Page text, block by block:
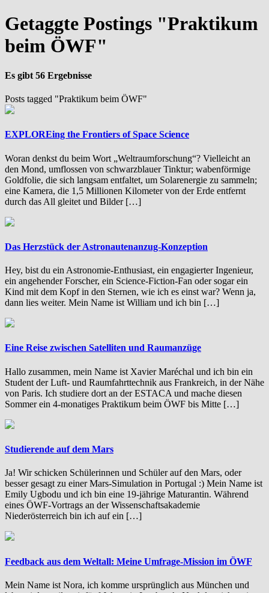
Getaggte Postings "Praktikum
beim ÖWF"
Es gibt 56 Ergebnisse
Posts tagged "Praktikum beim ÖWF"
EXPLOREing the Frontiers of Space Science
Woran denkst du beim Wort „Weltraumforschung“? Vielleicht an
den Mond, umflossen von schwarzblauer Tinktur; wabenförmige
Goldfolie, die sich langsam entfaltet, um Solarenergie zu sammeln;
eine Kamera, die 1,5 Millionen Kilometer von der Erde entfernt
durch das All gleitet und Bilder […]
Das Herzstück der Astronautenanzug-Konzeption
Hey, bist du ein Astronomie-Enthusiast, ein engagierter Ingenieur,
ein angehender Forscher, ein Science-Fiction-Fan oder sogar ein
Kind mit dem Kopf in den Sternen, wie ich es einst war? Wenn ja,
dann lies weiter. Mein Name ist William und ich bin […]
Eine Reise zwischen Satelliten und Raumanzüge
Hallo zusammen, mein Name ist Xavier Maréchal und ich bin ein
Student der Luft- und Raumfahrttechnik aus Frankreich, in der Nähe
von Paris. Ich studiere dort an der ESTACA und mache diesen
Sommer ein 4-monatiges Praktikum beim ÖWF bis Mitte […]
Studierende auf dem Mars
Ja! Wir schicken Schülerinnen und Schüler auf den Mars, oder
besser gesagt zu einer Mars-Simulation in Portugal :) Mein Name ist
Emily Ugbodu und ich bin eine 19-jährige Maturantin. Während
eines ÖWF-Vortrags an der Wissenschaftsakademie
Niederösterreich bin ich auf ein […]
Feedback aus dem Weltall: Meine Umfrage-Mission im ÖWF
Mein Name ist Nora, ich komme ursprünglich aus München und